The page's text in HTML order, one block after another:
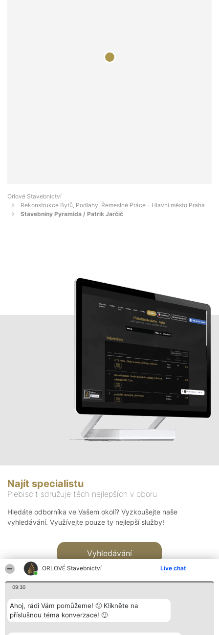
ORLOVÉ Stavebnictví Live chat
09:30
Ahoj, rádi Vám pomůžeme! 🙂 Klikněte na
příslušnou téma konverzace! 🙂
Orlové Stavebnictví
Rekonstrukce Bytů, Podlahy, Řemeslné Práce - Hlavní město Praha
Stavebniny Pyramida / Patrik Jarčič
Najít specialistu
Plebiscit sdružuje těch nejlepších v oboru
Hledáte odborníka ve Vašem okolí? Vyzkoušejte naše
vyhledávání. Využívejte pouze ty nejlepší služby!
Vyhledávání
Bright Side Solutions sp. z o. Vítězové Kontakt